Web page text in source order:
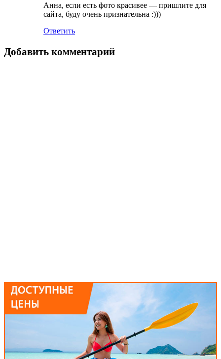
Анна, если есть фото красивее — пришлите для
сайта, буду очень признательна :)))
Ответить
Добавить комментарий